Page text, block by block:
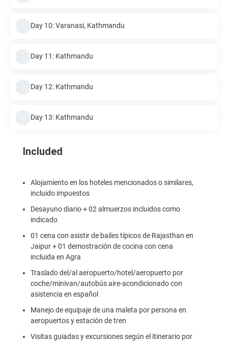
Day 10: Varanasi, Kathmandu
Day 11: Kathmandu
Day 12: Kathmandu
Day 13: Kathmandu
Included
Alojamiento en los hoteles mencionados o similares,
incluido impuestos
Desayuno diario + 02 almuerzos incluidos como
indicado
01 cena con asistir de bailes típicos de Rajasthan en
Jaipur + 01 demostración de cocina con cena
incluida en Agra
Traslado del/al aeropuerto/hotel/aeropuerto por
coche/minivan/autobús aire-acondicionado con
asistencia en español
Manejo de equipaje de una maleta por persona en
aeropuertos y estación de tren
Visitas guiadas y excursiones según el itinerario por